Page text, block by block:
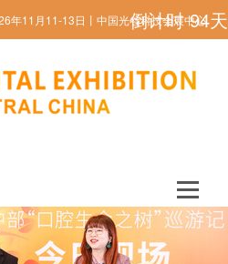
11月11-13日丨中国光谷科技会展中心
倒计时94天